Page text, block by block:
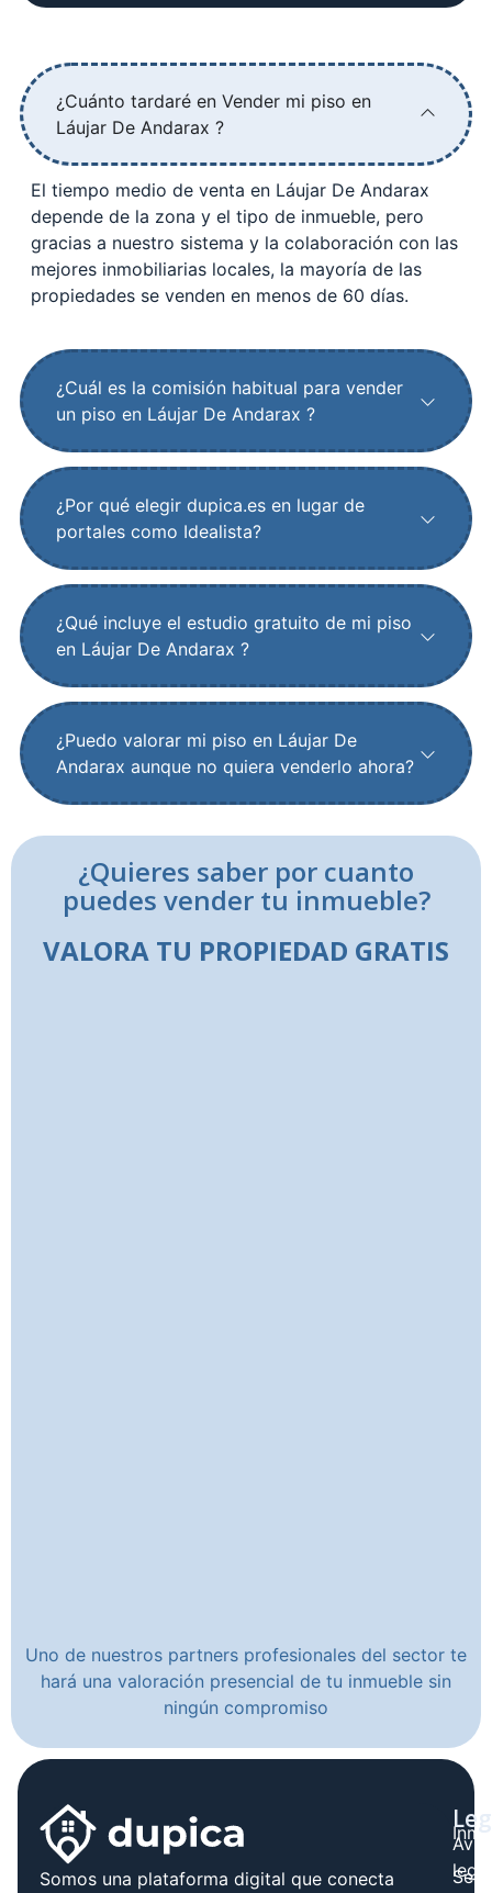
¿Cuánto tardaré en Vender mi piso en
Láujar De Andarax ?
El tiempo medio de venta en Láujar De Andarax
depende de la zona y el tipo de inmueble, pero
gracias a nuestro sistema y la colaboración con las
mejores inmobiliarias locales, la mayoría de las
propiedades se venden en menos de 60 días.
¿Cuál es la comisión habitual para vender
un piso en Láujar De Andarax ?
¿Por qué elegir dupica.es en lugar de
portales como Idealista?
¿Qué incluye el estudio gratuito de mi piso
en Láujar De Andarax ?
¿Puedo valorar mi piso en Láujar De
Andarax aunque no quiera venderlo ahora?
¿Quieres saber por cuanto
puedes vender tu inmueble?
VALORA TU PROPIEDAD GRATIS
Uno de nuestros partners profesionales del sector te
hará una valoración presencial de tu inmueble sin
ningún compromiso
Somos una plataforma digital que conecta
legal